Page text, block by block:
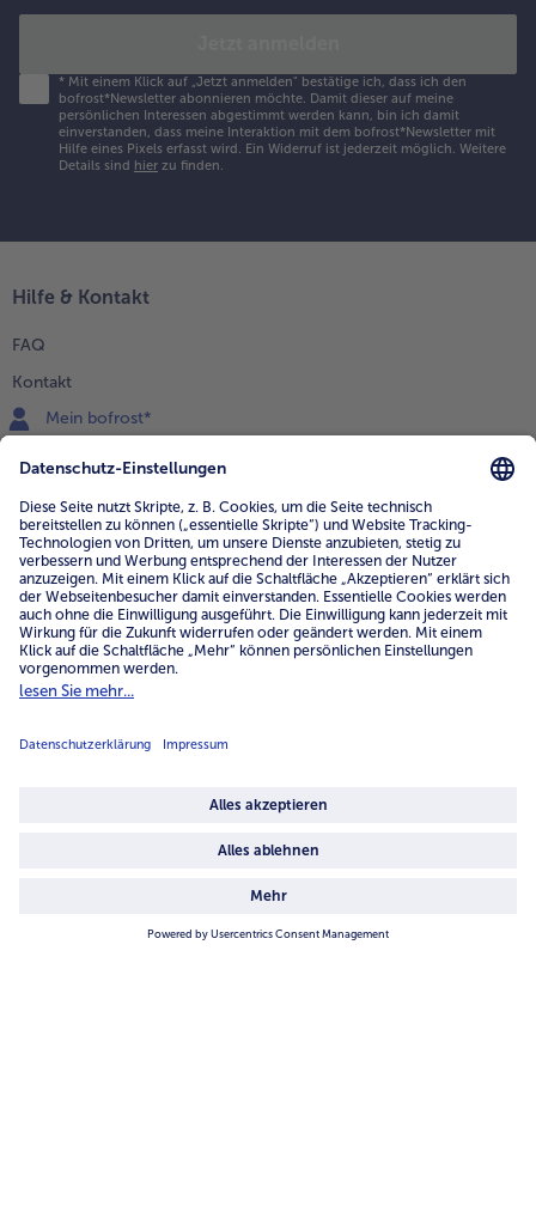
* Mit einem Klick auf „Jetzt anmelden" bestätige ich, dass ich den
bofrost*Newsletter abonnieren möchte. Damit dieser auf meine
persönlichen Interessen abgestimmt werden kann, bin ich damit
einverstanden, dass meine Interaktion mit dem bofrost*Newsletter mit
Hilfe eines Pixels erfasst wird. Ein Widerruf ist jederzeit möglich. Weitere
Details sind hier zu finden.
Hilfe & Kontakt
FAQ
Kontakt
Mein bofrost*
0800 - 000 19 18
Mo.-Fr.: 7-21 Uhr Sa: 8-16 Uhr
Service
Unternehmen
Über uns